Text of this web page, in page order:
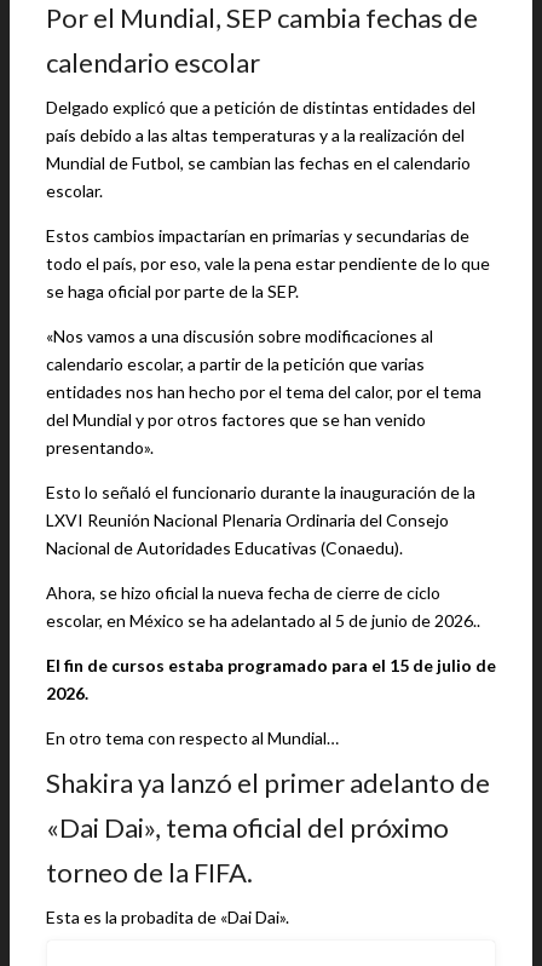
Por el Mundial, SEP cambia fechas de
calendario escolar
Delgado explicó que a petición de distintas entidades del
país debido a las altas temperaturas y a la realización del
Mundial de Futbol, se cambian las fechas en el calendario
escolar.
Estos cambios impactarían en primarias y secundarias de
todo el país, por eso, vale la pena estar pendiente de lo que
se haga oficial por parte de la SEP.
«Nos vamos a una discusión sobre modificaciones al
calendario escolar, a partir de la petición que varias
entidades nos han hecho por el tema del calor, por el tema
del Mundial y por otros factores que se han venido
presentando».
Esto lo señaló el funcionario durante la inauguración de la
LXVI Reunión Nacional Plenaria Ordinaria del Consejo
Nacional de Autoridades Educativas (Conaedu).
Ahora, se hizo oficial la nueva fecha de cierre de ciclo
escolar, en México se ha adelantado al 5 de junio de 2026..
El fin de cursos estaba programado para el 15 de julio de
2026.
En otro tema con respecto al Mundial…
Shakira ya lanzó el primer adelanto de
«Dai Dai», tema oficial del próximo
torneo de la FIFA.
Esta es la probadita de «Dai Dai».